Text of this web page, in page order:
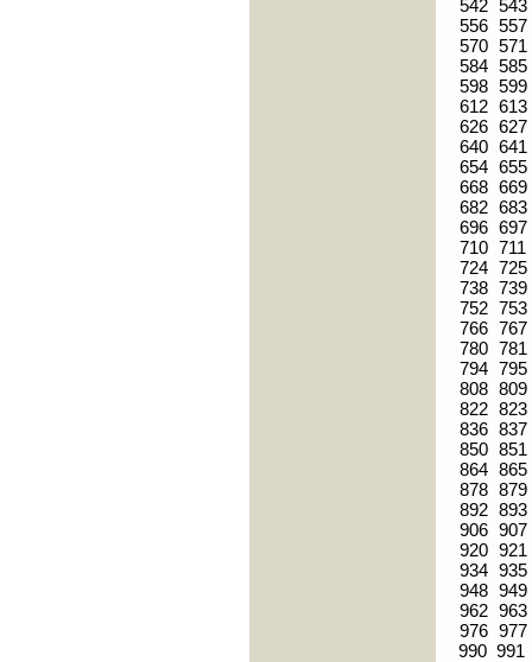
542 543
556 557
570 571
584 585
598 599
612 613
626 627
640 641
654 655
668 669
682 683
696 697
710 711
724 725
738 739
752 753
766 767
780 781
794 795
808 809
822 823
836 837
850 851
864 865
878 879
892 893
906 907
920 921
934 935
948 949
962 963
976 977
990 991